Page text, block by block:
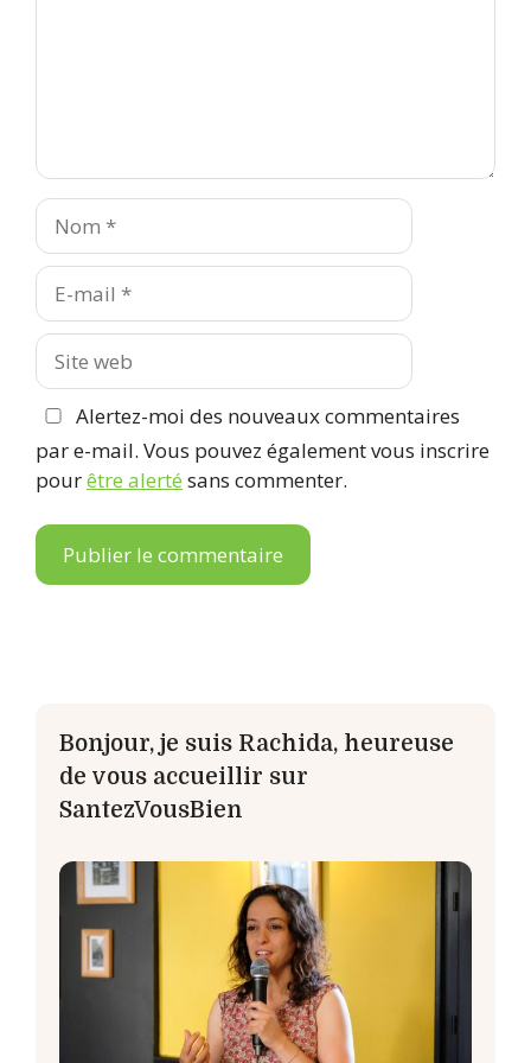
Nom
E-
mail
Site
web
Alertez-moi des nouveaux commentaires
par e-mail. Vous pouvez également vous inscrire
pourêtre alerté sans commenter.
Bonjour, je suis Rachida, heureuse
de vous accueillir sur
SantezVousBien